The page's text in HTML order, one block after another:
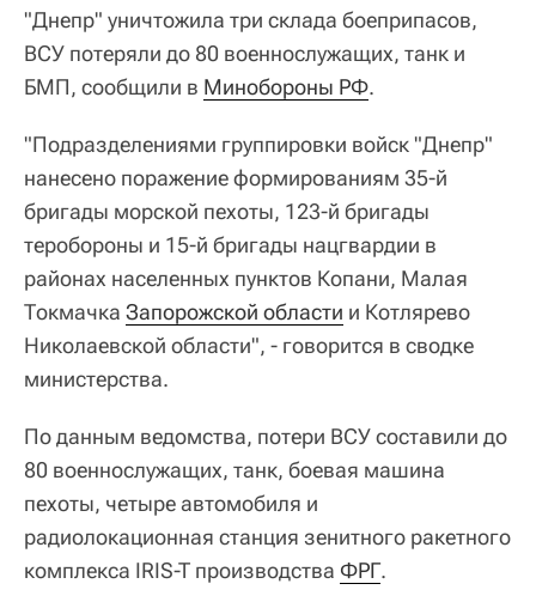
"Днепр" уничтожила три склада боеприпасов,
ВСУ потеряли до 80 военнослужащих, танк и
БМП, сообщили в Минобороны РФ.
"Подразделениями группировки войск "Днепр"
нанесено поражение формированиям 35-й
бригады морской пехоты, 123-й бригады
теробороны и 15-й бригады нацгвардии в
районах населенных пунктов Копани, Малая
Токмачка Запорожской области и Котлярево
Николаевской области", - говорится в сводке
министерства.
По данным ведомства, потери ВСУ составили до
80 военнослужащих, танк, боевая машина
пехоты, четыре автомобиля и
радиолокационная станция зенитного ракетного
комплекса IRIS-T производства ФРГ.